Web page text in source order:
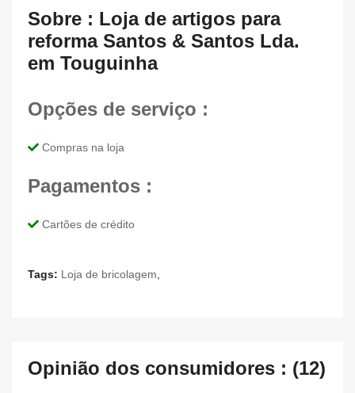
Sobre : Loja de artigos para
reforma Santos & Santos Lda.
em Touguinha
Opções de serviço :
Compras na loja
Pagamentos :
Cartões de crédito
Tags: Loja de bricolagem
Opinião dos consumidores : (12)